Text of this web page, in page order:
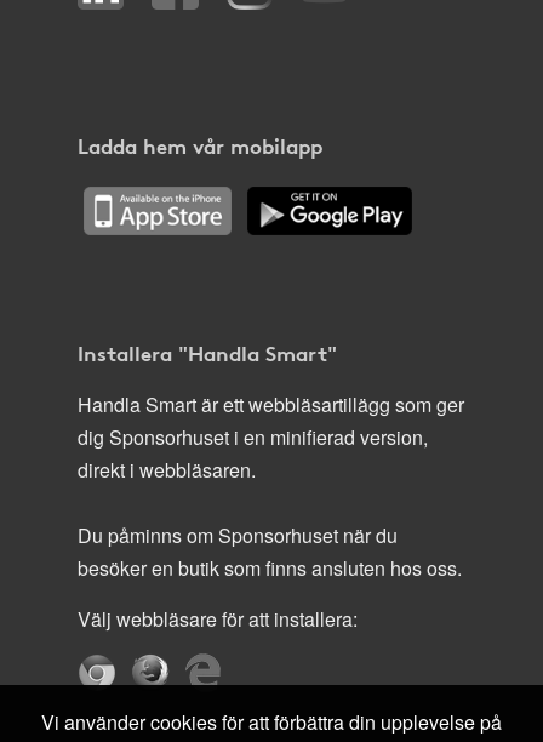
Ladda hem vår mobilapp
Installera "Handla Smart"
Handla Smart är ett webbläsartillägg som ger
dig Sponsorhuset i en minifierad version,
direkt i webbläsaren.
Du påminns om Sponsorhuset när du
besöker en butik som finns ansluten hos oss.
Välj webbläsare för att installera:
Vi använder cookies för att förbättra din upplevelse på